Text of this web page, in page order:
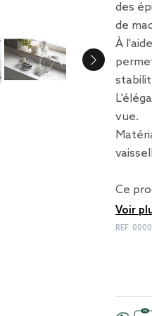
des
de
À
vue.
Ce
Voir
REF.